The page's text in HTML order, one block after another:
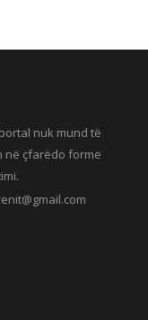
nuk mund të
në çfarëdo forme